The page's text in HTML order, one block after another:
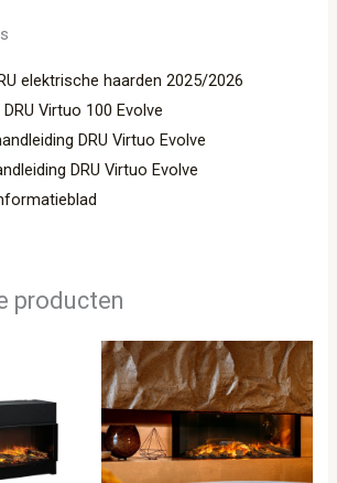
elektrische haarden 2025/2026
Virtuo 100 Evolve
DRU Virtuo Evolve
DRU Virtuo Evolve
producten